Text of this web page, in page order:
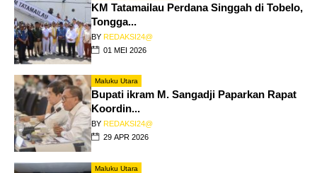
KM Tatamailau Perdana Singgah di Tobelo,
Tongga...
BY REDAKSI24@
01 MEI 2026
Maluku Utara
Bupati ikram M. Sangadji Paparkan Rapat
Koordin...
BY REDAKSI24@
29 APR 2026
Maluku Utara